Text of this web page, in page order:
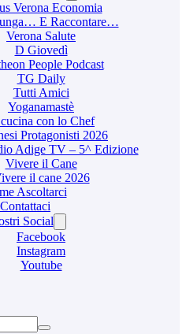
Verona Economia
E Raccontare…
Verona Salute
D Giovedì
People Podcast
TG Daily
Tutti Amici
Yoganamastè
con lo Chef
Protagonisti 2026
Adige TV – 5^ Edizione
Vivere il Cane
il cane 2026
Ascoltarci
Contattaci
Social
Facebook
Instagram
Youtube